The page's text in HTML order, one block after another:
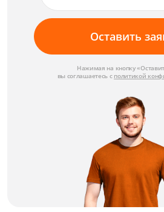
Оставить
Нажимая на кнопку
вы соглашаетесь с политикой